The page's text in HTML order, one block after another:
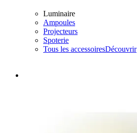
Luminaire
Ampoules
Projecteurs
Spoterie
Tous les accessoiresDécouvrir